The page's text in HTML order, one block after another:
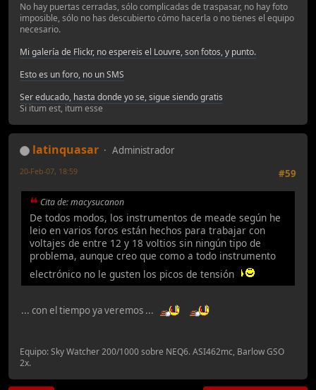
No hay puertas cerradas, sólo complicadas de traspasar, no hay foto
imposible, sólo no has descubierto cómo hacerla o no tienes el equipo
necesario.
Mi galería de Flickr, no espereis el Louvre, son fotos, y punto.
Esto es un foro, no un SMS
Ser educado, hasta donde yo se, sigue siendo gratis
Si itum est, itum esse
latinquasar
Administrador
#59
20-Feb-07, 18:59
Cita de: macysucanon
De todos modos, los instrumentos de meade según he
leio en varios foros están hechos para trabajar con
voltajes de entre 12 y 18 voltios sin ningún tipo de
problema, aunque creo que como a todo instrumento
electrónico no le gusten los picos de tensión
... con el tiempo ya veremos ...
Equipo: Sky Watcher 200/1000 sobre NEQ6. ASI462mc, Barlow GSO
2x.